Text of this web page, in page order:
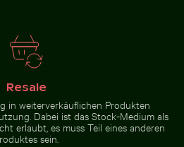
Resale
in weiterverkäuflichen Produkten
Dabei ist das Stock-Medium als
erlaubt, es muss Teil eines anderen
sein.